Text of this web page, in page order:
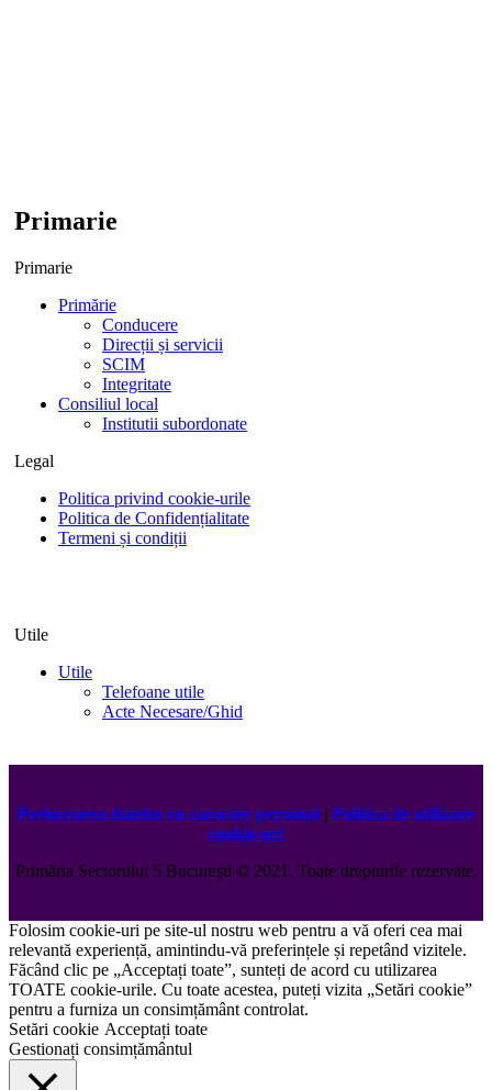
Primarie
Primarie
Primărie
Conducere
Direcții și servicii
SCIM
Integritate
Consiliul local
Institutii subordonate
Legal
Politica privind cookie-urile
Politica de Confidențialitate
Termeni și condiții
Utile
Utile
Telefoane utile
Acte Necesare/Ghid
Prelucrarea datelor cu caracter personal | Politica de utilizare
cookie-uri
Primăria Sectorului 5 București ©️2021. Toate drepturile rezervate.
Folosim cookie-uri pe site-ul nostru web pentru a vă oferi cea mai
relevantă experiență, amintindu-vă preferințele și repetând vizitele.
Făcând clic pe „Acceptați toate”, sunteți de acord cu utilizarea
TOATE cookie-urile. Cu toate acestea, puteți vizita „Setări cookie”
pentru a furniza un consimțământ controlat.
Setări cookie Acceptați toate
Gestionați consimțământul